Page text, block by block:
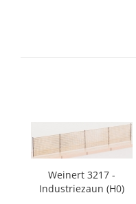
Weinert 3217 -
Industriezaun (H0)